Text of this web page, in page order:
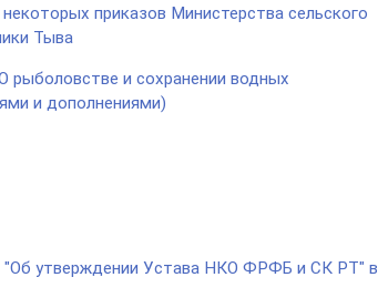
приказов Министерства сельского
Тыва
и сохранении водных
и дополнениями)
утверждении Устава НКО ФРФБ и СК РТ" в